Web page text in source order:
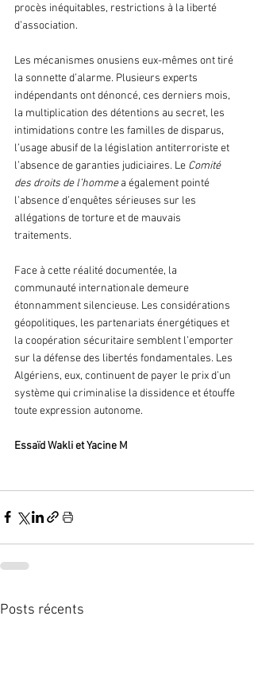
procès inéquitables, restrictions à la liberté
d’association.
Les mécanismes onusiens eux-mêmes ont tiré
la sonnette d’alarme. Plusieurs experts
indépendants ont dénoncé, ces derniers mois,
la multiplication des détentions au secret, les
intimidations contre les familles de disparus,
l’usage abusif de la législation antiterroriste et
l’absence de garanties judiciaires. Le Comité
des droits de l’homme a également pointé
l’absence d’enquêtes sérieuses sur les
allégations de torture et de mauvais
traitements.
Face à cette réalité documentée, la
communauté internationale demeure
étonnamment silencieuse. Les considérations
géopolitiques, les partenariats énergétiques et
la coopération sécuritaire semblent l’emporter
sur la défense des libertés fondamentales. Les
Algériens, eux, continuent de payer le prix d’un
système qui criminalise la dissidence et étouffe
toute expression autonome.
Essaïd Wakli et Yacine M
Posts récents